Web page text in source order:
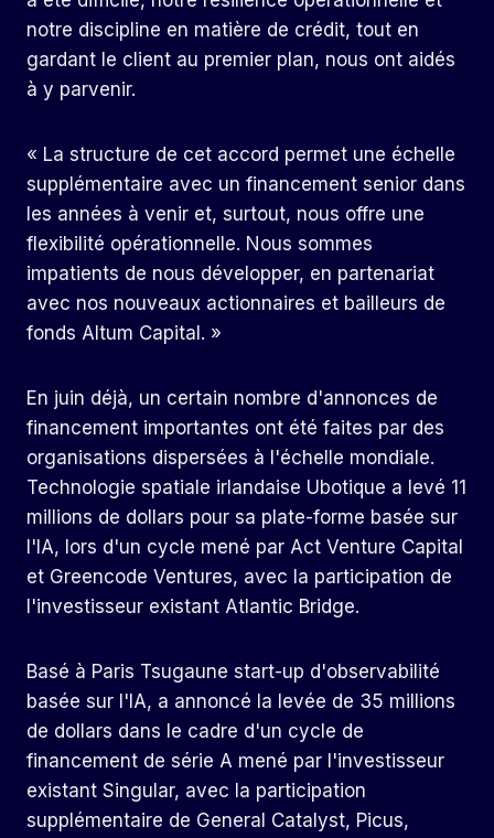
notre discipline en matière de crédit, tout en
gardant le client au premier plan, nous ont aidés
à y parvenir.
« La structure de cet accord permet une échelle
supplémentaire avec un financement senior dans
les années à venir et, surtout, nous offre une
flexibilité opérationnelle. Nous sommes
impatients de nous développer, en partenariat
avec nos nouveaux actionnaires et bailleurs de
fonds Altum Capital. »
En juin déjà, un certain nombre d'annonces de
financement importantes ont été faites par des
organisations dispersées à l'échelle mondiale.
Technologie spatiale irlandaise Ubotique a levé 11
millions de dollars pour sa plate-forme basée sur
l'IA, lors d'un cycle mené par Act Venture Capital
et Greencode Ventures, avec la participation de
l'investisseur existant Atlantic Bridge.
Basé à Paris Tsugaune start-up d'observabilité
basée sur l'IA, a annoncé la levée de 35 millions
de dollars dans le cadre d'un cycle de
financement de série A mené par l'investisseur
existant Singular, avec la participation
supplémentaire de General Catalyst, Picus,